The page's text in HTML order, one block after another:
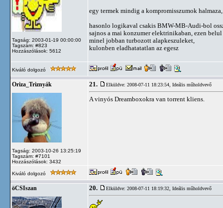
Tagság: 2003-01-19 00:00:00
Tagszám: #823
Hozzászólások: 5612
egy termek mindig a kompromisszumok
hasonlo logikaval csakis BMW-MB-Audi-bol
sajnos a mai konzumer elektrinikaban, ezen
minel jobban turbozott alapkeszuleket,
kulonben eladhatatatlan az egesz
Kiváló dolgozó
Oriza_Triznyák
Tagság: 2003-10-26 13:25:19
Tagszám: #7101
Hozzászólások: 3432
21. Elküldve: 2008-07-11 18:23:54, Ideális műholdvevő
A vinyós Dreamboxokra van torrent kliens.
Kiváló dolgozó
öCSIszan 20. Elküldve: 2008-07-11 18:19:32, Ideális műholdvevő